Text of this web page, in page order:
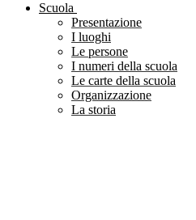
Scuola
Presentazione
I luoghi
Le persone
I numeri della scuola
Le carte della scuola
Organizzazione
La storia